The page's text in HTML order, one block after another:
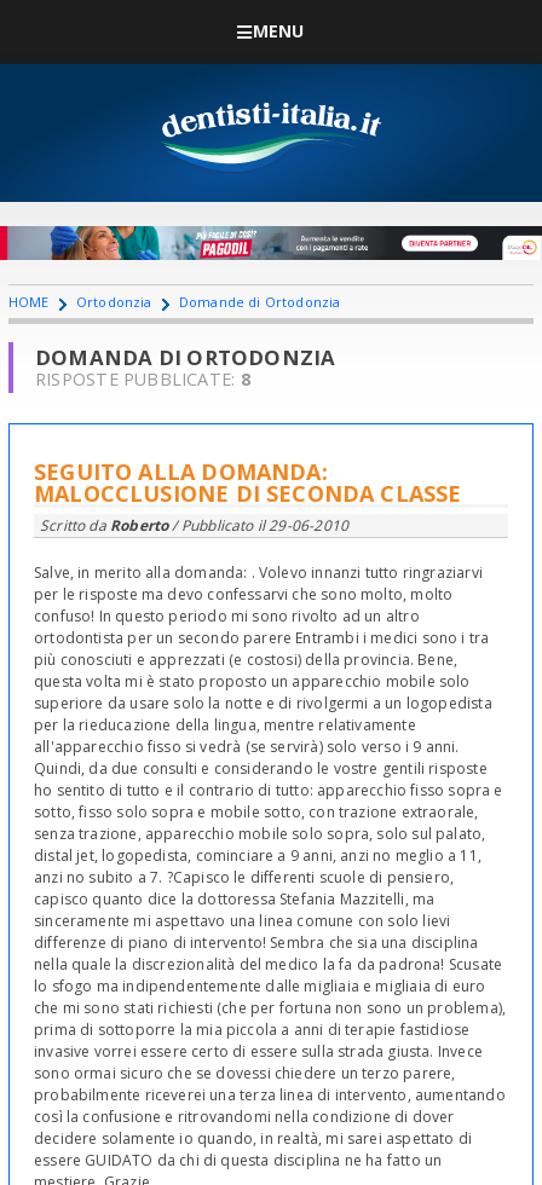
MENU
HOME Ortodonzia Domande di Ortodonzia
DOMANDA DI ORTODONZIA
RISPOSTE PUBBLICATE: 8
SEGUITO ALLA DOMANDA:
MALOCCLUSIONE DI SECONDA CLASSE
Scritto da Roberto/ Pubblicato il29-06-2010
Salve, in merito alla domanda: . Volevo innanzi tutto ringraziarvi
per le risposte ma devo confessarvi che sono molto, molto
confuso! In questo periodo mi sono rivolto ad un altro
ortodontista per un secondo parere Entrambi i medici sono i tra
più conosciuti e apprezzati (e costosi) della provincia. Bene,
questa volta mi è stato proposto un apparecchio mobile solo
superiore da usare solo la notte e di rivolgermi a un logopedista
per la rieducazione della lingua, mentre relativamente
all'apparecchio fisso si vedrà (se servirà) solo verso i 9 anni.
Quindi, da due consulti e considerando le vostre gentili risposte
ho sentito di tutto e il contrario di tutto: apparecchio fisso sopra e
sotto, fisso solo sopra e mobile sotto, con trazione extraorale,
senza trazione, apparecchio mobile solo sopra, solo sul palato,
distal jet, logopedista, cominciare a 9 anni, anzi no meglio a 11,
anzi no subito a 7. ?Capisco le differenti scuole di pensiero,
capisco quanto dice la dottoressa Stefania Mazzitelli, ma
sinceramente mi aspettavo una linea comune con solo lievi
differenze di piano di intervento! Sembra che sia una disciplina
nella quale la discrezionalità del medico la fa da padrona! Scusate
lo sfogo ma indipendentemente dalle migliaia e migliaia di euro
che mi sono stati richiesti (che per fortuna non sono un problema),
prima di sottoporre la mia piccola a anni di terapie fastidiose
invasive vorrei essere certo di essere sulla strada giusta. Invece
sono ormai sicuro che se dovessi chiedere un terzo parere,
probabilmente riceverei una terza linea di intervento, aumentando
così la confusione e ritrovandomi nella condizione di dover
decidere solamente io quando, in realtà, mi sarei aspettato di
essere GUIDATO da chi di questa disciplina ne ha fatto un